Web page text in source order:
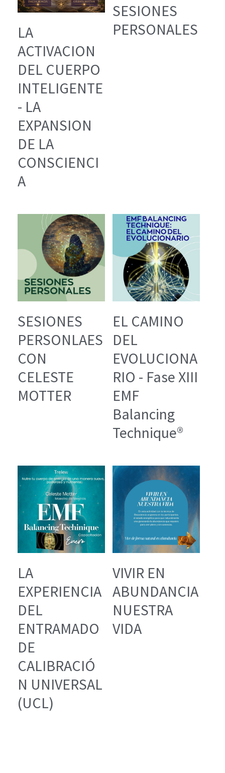
LA
ACTIVACION
DEL CUERPO
INTELIGENTE
- LA
EXPANSION
DE LA
CONSCIENCI
A
SESIONES
PERSONALES
SESIONES
PERSONLAES
CON
CELESTE
MOTTER
EL CAMINO
DEL
EVOLUCIONA
RIO - Fase XIII
EMF
Balancing
Technique®
LA
EXPERIENCIA
DEL
ENTRAMADO
DE
CALIBRACIÓ
N UNIVERSAL
(UCL)
VIVIR EN
ABUNDANCIA
NUESTRA
VIDA